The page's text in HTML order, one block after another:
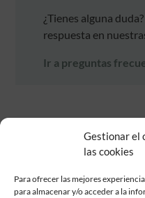
Gestionar el
las cookies
Para ofrecer las mejores
para almacenar y/o acceder a la
¿Tienes alguna
respuesta en
Ir a preguntas